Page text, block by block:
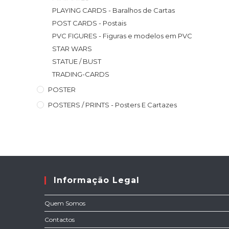
PLAYING CARDS - Baralhos de Cartas
POST CARDS - Postais
PVC FIGURES - Figuras e modelos em PVC
STAR WARS
STATUE / BUST
TRADING-CARDS
POSTER
POSTERS / PRINTS - Posters E Cartazes
Informação Legal
Quem Somos
Contactos